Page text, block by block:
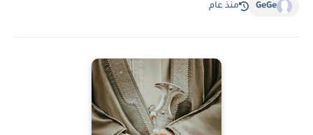
GeGe منذ عام